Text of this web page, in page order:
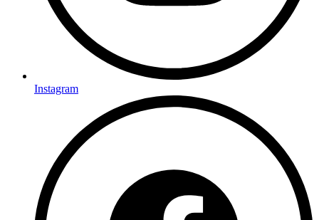
Instagram